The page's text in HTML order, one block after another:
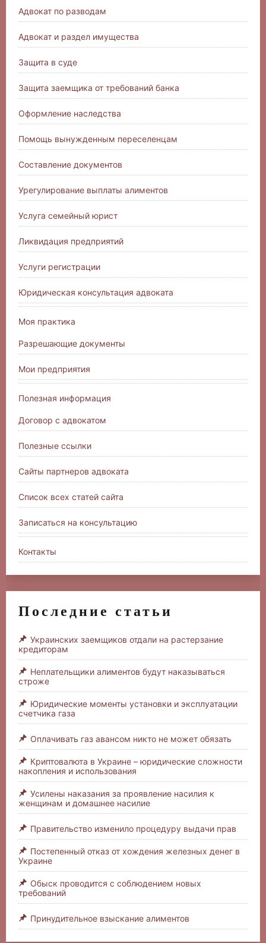
Адвокат по разводам
Адвокат и раздел имущества
Защита в суде
Защита заемщика от требований банка
Оформление наследства
Помощь вынужденным переселенцам
Составление документов
Урегулирование выплаты алиментов
Услуга семейный юрист
Ликвидация предприятий
Услуги регистрации
Юридическая консультация адвоката
Моя практика
Разрешающие документы
Мои предприятия
Полезная информация
Договор с адвокатом
Полезные ссылки
Сайты партнеров адвоката
Список всех статей сайта
Записаться на консультацию
Контакты
Последние статьи
Украинских заемщиков отдали на растерзание
кредиторам
Неплательщики алиментов будут наказываться
строже
Юридические моменты установки и эксплуатации
счетчика газа
Оплачивать газ авансом никто не может обязать
Криптовалюта в Украине – юридические сложности
накопления и использования
Усилены наказания за проявление насилия к
женщинам и домашнее насилие
Правительство изменило процедуру выдачи прав
Постепенный отказ от хождения железных денег в
Украине
Обыск проводится с соблюдением новых
требований
Принудительное взыскание алиментов